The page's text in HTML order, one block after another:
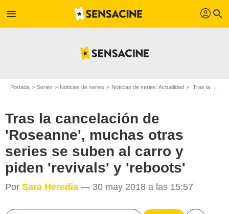
menu profil search
Portada Series Noticias de series Noticias de series: Actualidad Tras la cancelación de 'Roseanne', muchas otras series se suben al carro y piden 'revivals' y 'reboots'
Tras la cancelación de
'Roseanne', muchas otras
series se suben al carro y
piden 'revivals' y 'reboots'
Por Sara Heredia — 30 may 2018 a las 15:57